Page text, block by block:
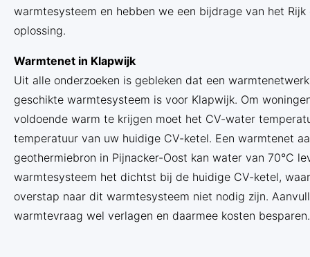
warmtesysteem en hebben we een bijdrage van het
oplossing.
Warmtenet in Klapwijk
Uit alle onderzoeken is gebleken dat een
geschikte warmtesysteem is voor Klapwijk. Om
voldoende warm te krijgen moet het CV-water
temperatuur van uw huidige CV-ketel. Een warmtenet
geothermiebron in Pijnacker-Oost kan water van 70°C
warmtesysteem het dichtst bij de huidige CV-ketel,
overstap naar dit warmtesysteem niet nodig zijn.
warmtevraag wel verlagen en daarmee kosten besparen.